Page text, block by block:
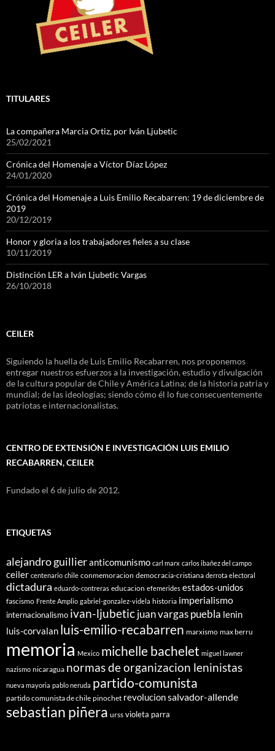
TITULARES
La compañera Marcia Ortiz, por Iván Ljubetic
25/02/2021
Crónica del Homenaje a Víctor Díaz López
24/01/2020
Crónica del Homenaje a Luis Emilio Recabarren: 19 de diciembre de
2019
20/12/2019
Honor y gloria a los trabajadores fieles a su clase
10/11/2019
Distinción LER a Iván Ljubetic Vargas
26/10/2018
CEILER
Siguiendo la huella de Luis Emilio Recabarren, nos proponemos
entregar nuestros esfuerzos a la investigación, estudio y divulgación
de la cultura popular de Chile y América Latina; de la historia patria y
mundial; de las ideologías; siendo cómo él lo fue consecuentemente
patriotas e internacionalistas.
CENTRO DE EXTENSIÓN E INVESTIGACIÓN LUIS EMILIO
RECABARREN, CEILER
Fundado el 6 de julio de 2012.
ETIQUETAS
alejandro guillieranticomunismo carl marx carlos ibañez del campo
ceiler centenario chile conmemoracion democracia-cristiana derrota electoral
dictadura eduardo-contreras educacion efemerides estados-unidos
fascismo Frente Amplio gabriel-gonzalez-videla historia imperialismo
internacionalismo ivan-ljubeticjuan vargas puebla lenin
luis-corvalan luis-emilio-recabarren marxismo max berru
memoria Mexico michelle bachelet miguel lawner
nazismo nicaragua normas de organizacion leninistas
nueva mayoria pablo neruda partido-comunista
partido comunista de chile pinochet revolucionsalvador-allende
sebastian piñera urss violeta parra